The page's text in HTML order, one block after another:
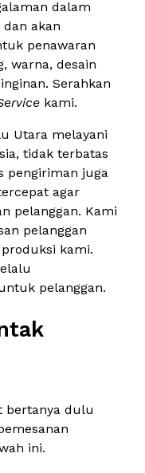
dalam
akan
penawaran
warna, desain
Serahkan
kami.
Utara melayani
tidak terbatas
pengiriman juga
agar
pelanggan. Kami
pelanggan
kami.
pelanggan.
bertanya dulu
ini.